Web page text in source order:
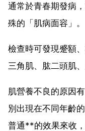
通常於青春期發病
殊的「肌病面容」。
檢查時可發現蹙額
三角肌、肱二頭肌
肌營養不良的原因
別出現在不同年齡
普通**的效果來收